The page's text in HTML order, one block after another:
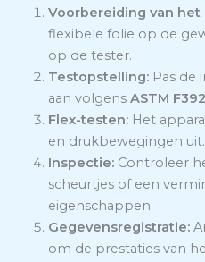
Voorbereiding van het
flexibele folie op de
op de tester.
Testopstelling:Pas de
aan volgens ASTM F392
Flex-testen:Het
en drukbewegingen uit.
Inspectie:Controleer
scheurtjes of een
eigenschappen.
Gegevensregistratie:
om de prestaties van